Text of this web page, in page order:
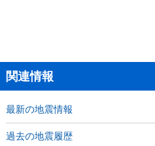
関連情報
最新の地震情報
過去の地震履歴